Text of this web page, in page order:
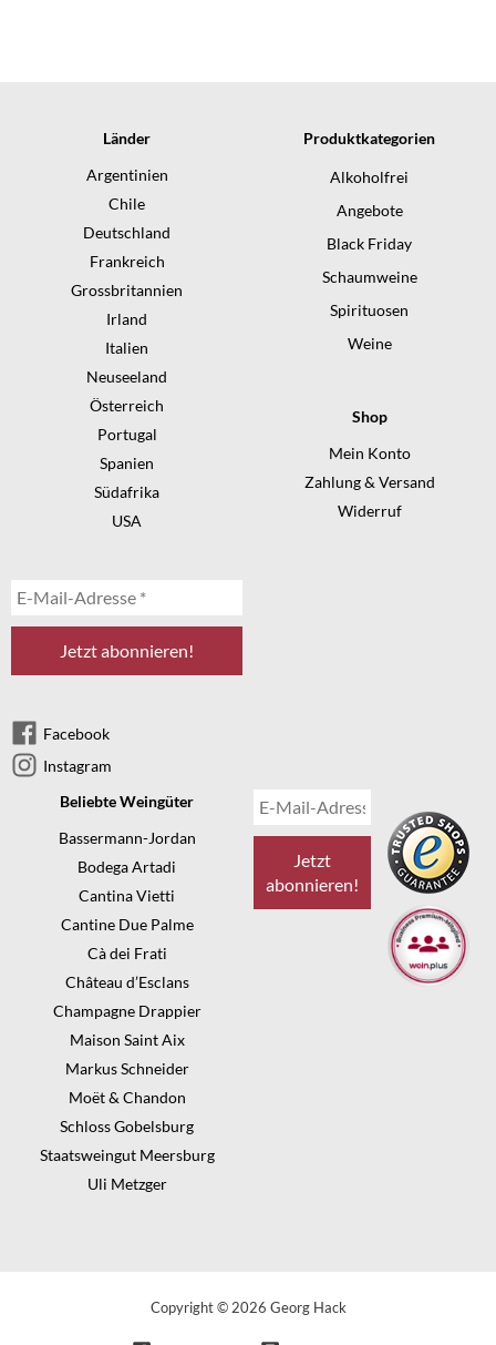
Länder
Argentinien
Chile
Deutschland
Frankreich
Grossbritannien
Irland
Italien
Neuseeland
Österreich
Portugal
Spanien
Südafrika
USA
Facebook
Instagram
Produktkategorien
Alkoholfrei
Angebote
Black Friday
Schaumweine
Spirituosen
Weine
Shop
Mein Konto
Zahlung & Versand
Widerruf
Beliebte Weingüter
Bassermann-Jordan
Bodega Artadi
Cantina Vietti
Cantine Due Palme
Cà dei Frati
Château d’Esclans
Champagne Drappier
Maison Saint Aix
Markus Schneider
Moët & Chandon
Schloss Gobelsburg
Staatsweingut Meersburg
Uli Metzger
Copyright © 2026 Georg Hack